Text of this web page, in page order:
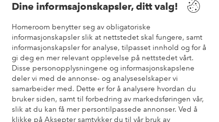
Dine informsajonskapsler, ditt valg!
Homeroom benytter seg av obligatoriske
informasjonskapsler slik at nettstedet skal fungere, samt
informasjonskapsler for analyse, tilpasset innhold og for å
gi deg en mer relevant opplevelse på nettstedet vårt.
Disse personopplysningene og informasjonskapslene
deler vi med de annonse- og analyseselskaper vi
samarbeider med. Dette er for å analysere hvordan du
bruker siden, samt til forbedring av markedsføringen vår,
slik at du kan få mer persontilpassede annonser. Ved å
klikke på Aksepter samtykker du til vår bruk av
Venner
Sikre betalinger
Vil du vite mer om våre betalingsalternativer?
elpy